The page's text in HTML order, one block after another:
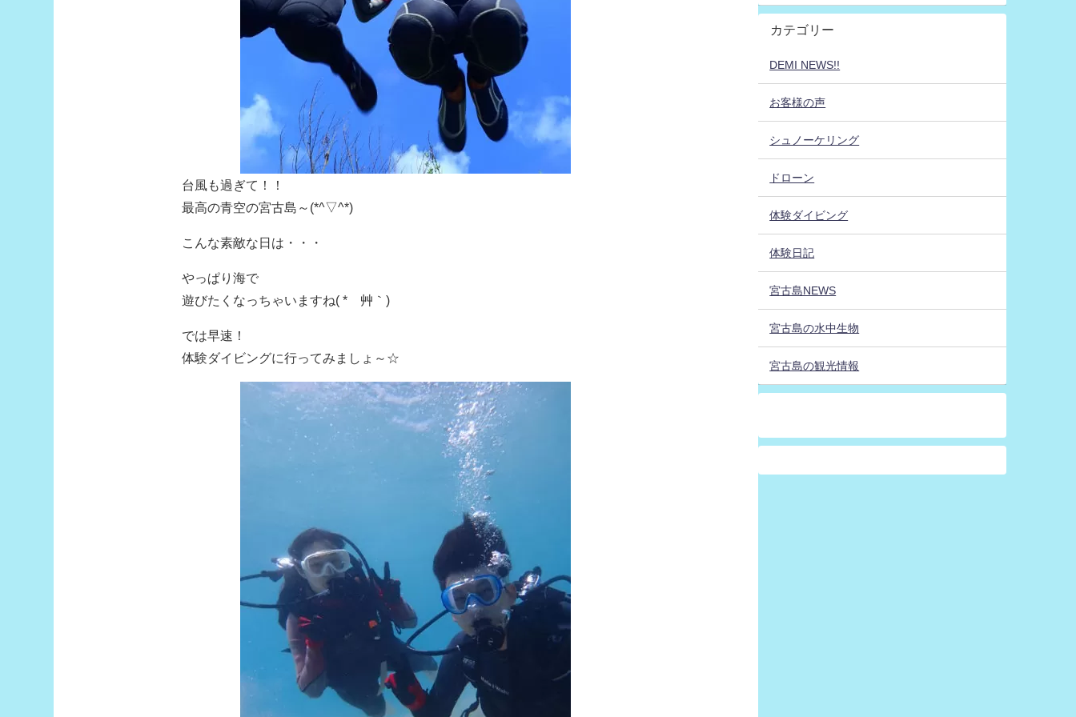
台風も過ぎて！！
最高の青空の宮古島～(*^▽^*)
こんな素敵な日は・・・
やっぱり海で
遊びたくなっちゃいますね( *´艸｀)
では早速！
体験ダイビングに行ってみましょ～☆
カテゴリー
DEMI NEWS!!
お客様の声
シュノーケリング
ドローン
体験ダイビング
体験日記
宮古島NEWS
宮古島の水中生物
宮古島の観光情報